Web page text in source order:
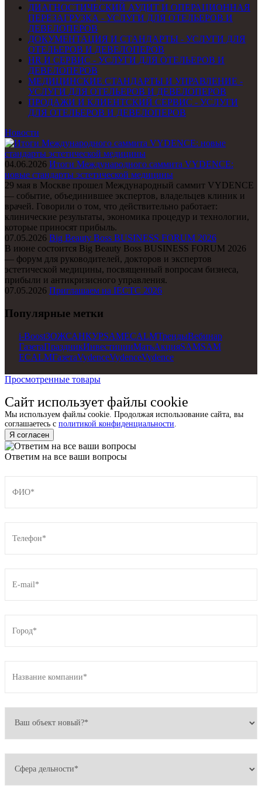
ДИАГНОСТИЧЕСКИЙ АУДИТ И ОПЕРАЦИОННАЯ
ПЕРЕЗАГРУЗКА - УСЛУГИ ДЛЯ ОТЕЛЬЕРОВ И
ДЕВЕЛОПЕРОВ
ДОКУМЕНТАЦИЯ И СТАНДАРТЫ - УСЛУГИ ДЛЯ
ОТЕЛЬЕРОВ И ДЕВЕЛОПЕРОВ
HR И СЕРВИС - УСЛУГИ ДЛЯ ОТЕЛЬЕРОВ И
ДЕВЕЛОПЕРОВ
МЕДИЦИНСКИЕ СТАНДАРТЫ И УПРАВЛЕНИЕ -
УСЛУГИ ДЛЯ ОТЕЛЬЕРОВ И ДЕВЕЛОПЕРОВ
ПРОДАЖИ И КЛИЕНТСКИЙ СЕРВИС - УСЛУГИ
ДЛЯ ОТЕЛЬЕРОВ И ДЕВЕЛОПЕРОВ
Новости
04.06.2026 Итоги Международного саммита VYDENCE:
новые стандарты эстетической медицины
29 мая в Москве прошел Международный саммит VYDENCE
— событие, объединившее экспертов, владельцев клиник и
врачей. Говорили о том, что действительно работает:
клинические результаты, экономика процедур и технологии,
которые приносят прибыль.
07.05.2026 Big Beauty Boss BUSINESS FORUM 2026
В июне состоится Big Beauty Boss BUSINESS FORUM 2026
— форум для руководителей, докторов и экспертов
эстетической медицины, посвященный вопросам бизнеса,
прибыли и антикризисного управления.
07.05.2026 Приглашаем на IECTC 2026
Популярные метки
i-BoostЗОЖСАНКУРSAMECALMТрендыВебинар
ГазетаПраздникИнвестицииМатьАкцияSAMSAM
ECALMГазетаVydenceVydenceVydence
Просмотренные товары
Сайт использует файлы cookie
Мы используем файлы cookie. Продолжая использование сайта, вы
соглашаетесь с политикой конфиденциальности
Я согласен
Ответим на все ваши вопросы